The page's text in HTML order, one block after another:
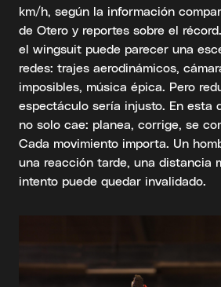
km/h, según la información
de Otero y reportes sobre el
el wingsuit puede parecer una
redes: trajes aerodinámicos,
imposibles, música épica. Pero
espectáculo sería injusto. En esta
no solo cae: planea, corrige, se
Cada movimiento importa. Un
una reacción tarde, una distancia
intento puede quedar invalidado.